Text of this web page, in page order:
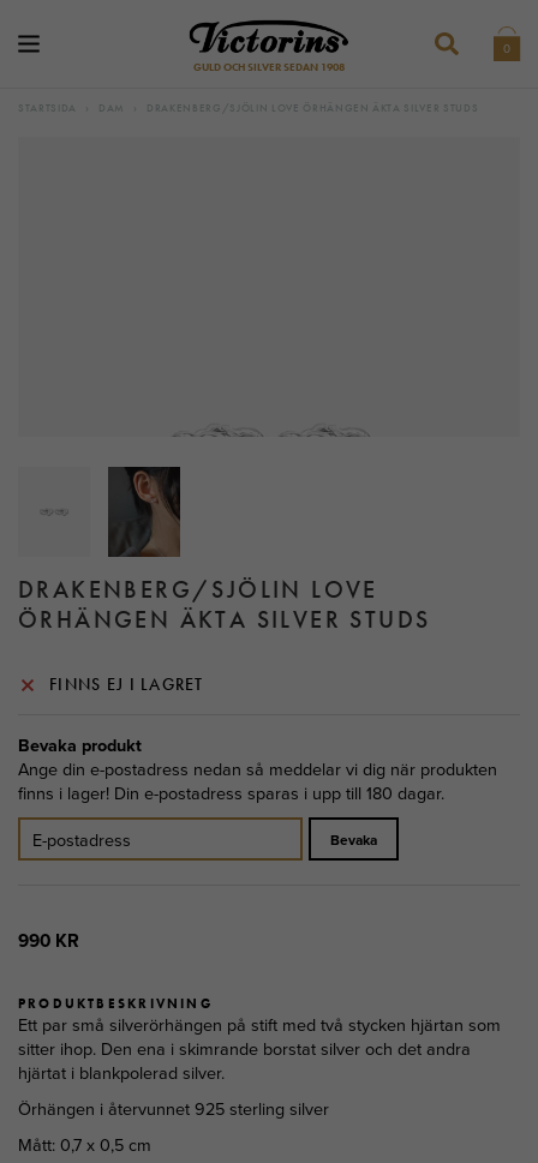
GULD OCH SILVER SEDAN 1908
0
STARTSIDA DAM DRAKENBERG/SJÖLIN LOVE ÖRHÄNGEN ÄKTA SILVER STUDS
DRAKENBERG/SJÖLIN LOVE
ÖRHÄNGEN ÄKTA SILVER STUDS
PRODUKTBESKRIVNING
Ett par små silverörhängen på stift med två stycken hjärtan som
sitter ihop. Den ena i skimrande borstat silver och det andra
hjärtat i blankpolerad silver.
Örhängen i återvunnet 925 sterling silver
Mått: 0,7 x 0,5 cm
990 KR
FINNS EJ I LAGRET
Bevaka produkt
Ange din e-postadress nedan så meddelar vi dig när produkten
finns i lager! Din e-postadress sparas i upp till 180 dagar.
Bevaka